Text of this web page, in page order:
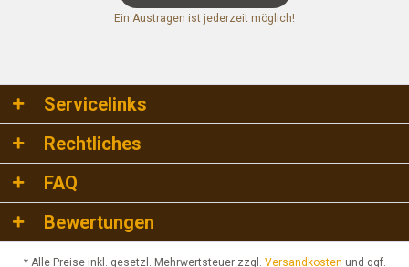
Ein Austragen ist jederzeit möglich!
Servicelinks
Rechtliches
FAQ
Bewertungen
* Alle Preise inkl. gesetzl. Mehrwertsteuer zzgl. Versandkosten und ggf.